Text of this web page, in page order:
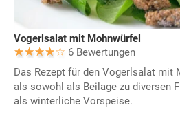
Vogerlsalat mit Mohnwürfel
6 Bewertungen
Das Rezept für den Vogerlsalat mit
als sowohl als Beilage zu diversen
als winterliche Vorspeise.